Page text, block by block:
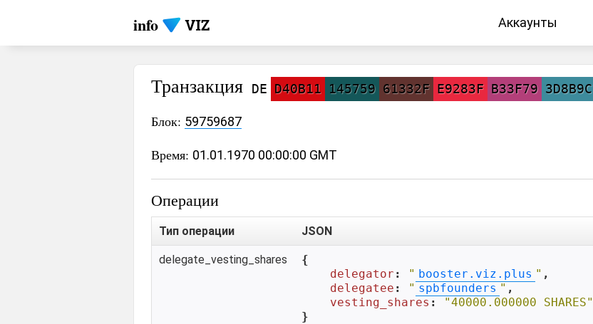
info Аккаунты
Транзакция DE D40B11 145759 61332F E9283F B33F79 3D8B9C
Блок: 59759687
Время: 01.01.1970 00:00:00 GMT
Операции
Тип операции JSON
delegate_vesting_shares
{
delegator : " booster.viz.plus " ,
delegatee : " spbfounders " ,
vesting_shares :
"40000.000000 SHARES"
}